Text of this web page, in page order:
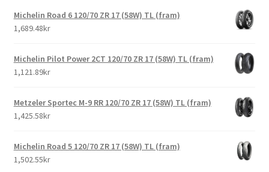
Michelin Road 6 120/70 ZR 17 (58W) TL (fram)
1,689.48kr
Michelin Pilot Power 2CT 120/70 ZR 17 (58W) TL (fram)
1,121.89kr
Metzeler Sportec M-9 RR 120/70 ZR 17 (58W) TL (fram)
1,425.58kr
Michelin Road 5 120/70 ZR 17 (58W) TL (fram)
1,502.55kr